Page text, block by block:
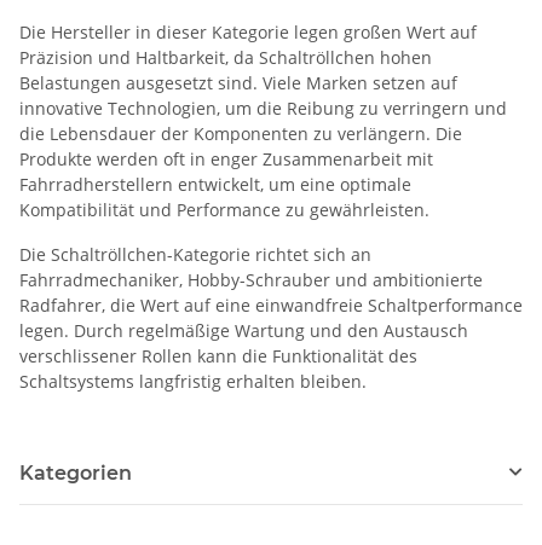
Die Hersteller in dieser Kategorie legen großen Wert auf
Präzision und Haltbarkeit, da Schaltröllchen hohen
Belastungen ausgesetzt sind. Viele Marken setzen auf
innovative Technologien, um die Reibung zu verringern und
die Lebensdauer der Komponenten zu verlängern. Die
Produkte werden oft in enger Zusammenarbeit mit
Fahrradherstellern entwickelt, um eine optimale
Kompatibilität und Performance zu gewährleisten.
Die Schaltröllchen-Kategorie richtet sich an
Fahrradmechaniker, Hobby-Schrauber und ambitionierte
Radfahrer, die Wert auf eine einwandfreie Schaltperformance
legen. Durch regelmäßige Wartung und den Austausch
verschlissener Rollen kann die Funktionalität des
Schaltsystems langfristig erhalten bleiben.
Kategorien